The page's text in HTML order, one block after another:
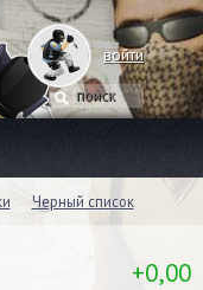
войти
Черный список
+0,00